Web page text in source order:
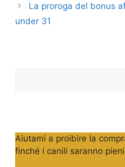
La proroga del bonus
under 31
Aiutami a proibire la
finché i canili saranno